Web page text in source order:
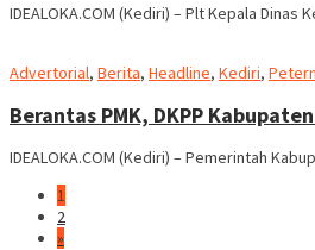
IDEALOKA.COM (Kediri) – Plt Kepala
Advertorial, Berita, Headline, Kediri,
Berantas PMK, DKPP
IDEALOKA.COM (Kediri) – Pemerintah
1
2
»